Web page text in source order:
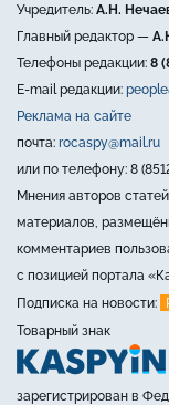
Учредитель: А.Н.
Главный редактор —
Телефоны редакции: 8
E-mail редакции:
Реклама на сайте
почта: rocaspy@mail.ru
или по телефону: 8
Мнения авторов
материалов,
комментариев
с позицией портала
Подписка на новости:
Товарный знак
зарегистрирован в